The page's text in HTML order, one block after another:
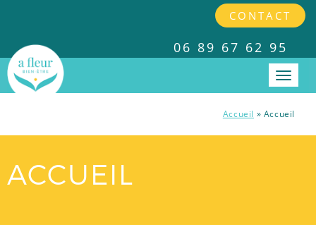
CONTACT
06 89 67 62 95
INTERVENTIONS EN ENTREPRISES
Accueil » Accueil
ACCUEIL